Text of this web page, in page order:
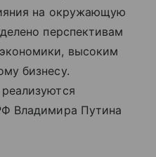
на окружающую
перспективам
высоким
бизнесу.
Владимира Путина